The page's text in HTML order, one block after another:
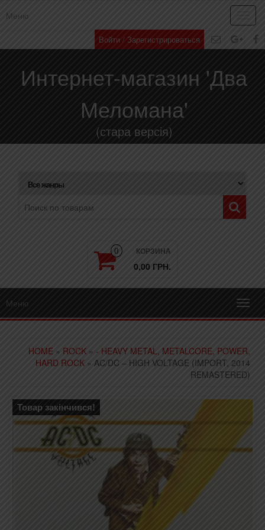
Меню
Войти / Зарегистрироваться
Интернет-магазин 'Два
Меломана'
(стара версія)
0 КОРЗИНА
0,00 ГРН.
Меню
HOME » ROCK » - HEAVY METAL, METALCORE, POWER,
HARD ROCK » AC/DC – HIGH VOLTAGE (IMPORT, 2014
REMASTERED)
Товар закінчився!